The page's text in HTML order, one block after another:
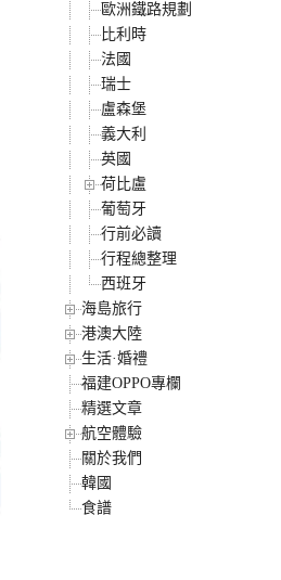
歐洲鐵路規劃
比利時
法國
瑞士
盧森堡
義大利
英國
荷比盧
葡萄牙
行前必讀
行程總整理
西班牙
海島旅行
港澳大陸
生活·婚禮
福建OPPO專欄
精選文章
航空體驗
關於我們
韓國
食譜